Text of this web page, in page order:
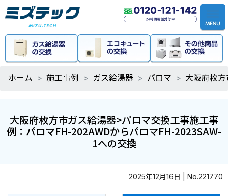
ホーム 施工事例 ガス給湯器 パロマ 大阪府枚
大阪府枚方市ガス給湯器>パロマ交換工事施工事
例：パロマFH-202AWDからパロマFH-2023SAW-
1への交換
2025年12月16日 | No.221770